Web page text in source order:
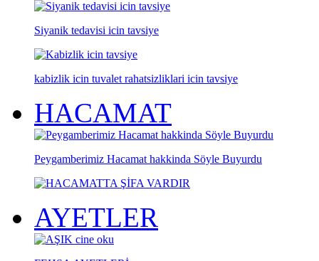
Siyanik tedavisi icin tavsiye
kabizlik icin tuvalet rahatsizliklari icin tavsiye
HACAMAT
Peygamberimiz Hacamat hakkinda Söyle Buyurdu
AYETLER